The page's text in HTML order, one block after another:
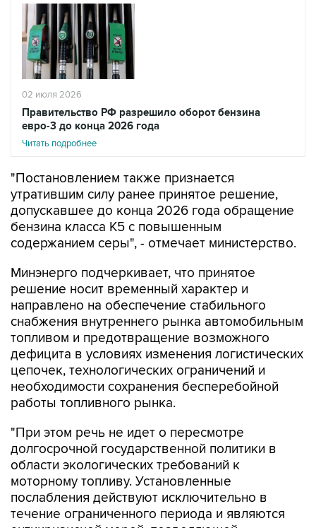
02 июля 2026
Правительство РФ разрешило оборот бензина
евро-3 до конца 2026 года
Читать подробнее
"Постановлением также признается
утратившим силу ранее принятое решение,
допускавшее до конца 2026 года обращение
бензина класса К5 с повышенным
содержанием серы", - отмечает министерство.
Минэнерго подчеркивает, что принятое
решение носит временный характер и
направлено на обеспечение стабильного
снабжения внутреннего рынка автомобильным
топливом и предотвращение возможного
дефицита в условиях изменения логистических
цепочек, технологических ограничений и
необходимости сохранения бесперебойной
работы топливного рынка.
"При этом речь не идет о пересмотре
долгосрочной государственной политики в
области экологических требований к
моторному топливу. Установленные
послабления действуют исключительно в
течение ограниченного периода и являются